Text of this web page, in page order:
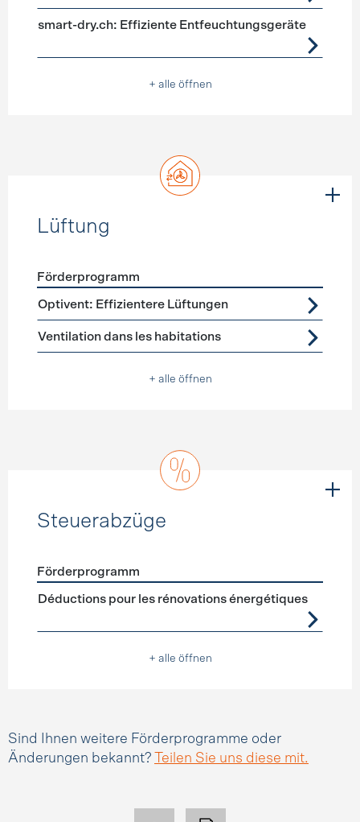
smart-dry.ch: Effiziente Entfeuchtungsgeräte
+ alle öffnen
Lüftung
Förderprogramme Lüftung
Förderprogramm
Optivent: Effizientere Lüftungen
Ventilation dans les habitations
+ alle öffnen
Steuerabzüge
Förderprogramme Steuerabzüge
Förderprogramm
Déductions pour les rénovations énergétiques
+ alle öffnen
Sind Ihnen weitere Förderprogramme oder
Änderungen bekannt?
Teilen Sie uns diese mit.